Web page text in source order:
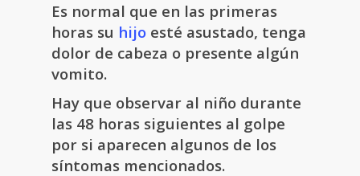
Es normal que en las primeras
horas su hijo esté asustado, tenga
dolor de cabeza o presente algún
vomito.
Hay que observar al niño durante
las 48 horas siguientes al golpe
por si aparecen algunos de los
síntomas mencionados.